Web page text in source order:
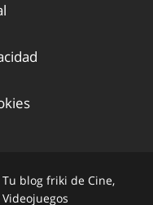
blog friki de Cine,